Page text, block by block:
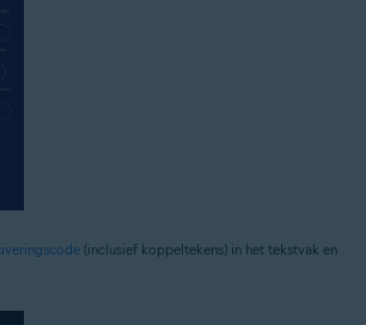
(inclusief koppeltekens) in het tekstvak en